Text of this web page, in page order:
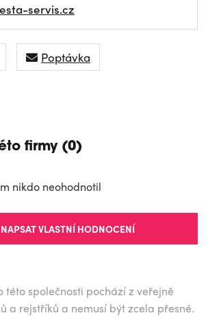
servis.cz
Poptávka
firmy (0)
nikdo neohodnotil
VLASTNÍ HODNOCENÍ
této společnosti pochází z veřejně
a rejstříků a nemusí být zcela přesné.